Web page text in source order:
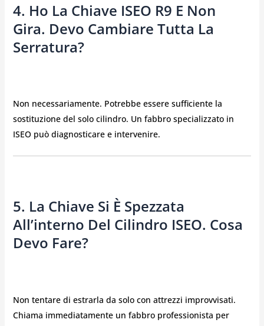
4. Ho La Chiave ISEO R9 E Non
Gira. Devo Cambiare Tutta La
Serratura?
Non necessariamente. Potrebbe essere sufficiente la
sostituzione del solo cilindro. Un fabbro specializzato in
ISEO può diagnosticare e intervenire.
5. La Chiave Si È Spezzata
All’interno Del Cilindro ISEO. Cosa
Devo Fare?
Non tentare di estrarla da solo con attrezzi improvvisati.
Chiama immediatamente un fabbro professionista per